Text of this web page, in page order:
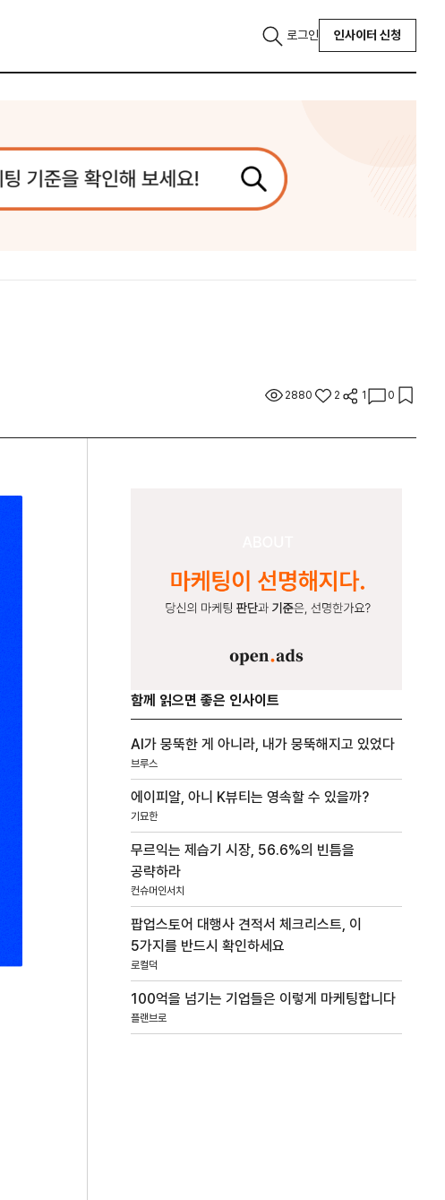
로그인 인사이터 신청
2880 2 1 0
함께 읽으면 좋은 인사이트
AI가 뭉뚝한 게 아니라, 내가 뭉뚝해지고 있었다
브루스
에이피알, 아니 K뷰티는 영속할 수 있을까?
기묘한
무르익는 제습기 시장, 56.6%의 빈틈을
공략하라
컨슈머인서치
팝업스토어 대행사 견적서 체크리스트, 이
5가지를 반드시 확인하세요
로컬덕
100억을 넘기는 기업들은 이렇게 마케팅합니다
플랜브로